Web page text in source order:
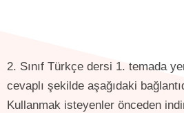
2. Sınıf Türkçe dersi 1. temada
cevaplı şekilde aşağıdaki
Kullanmak isteyenler önceden